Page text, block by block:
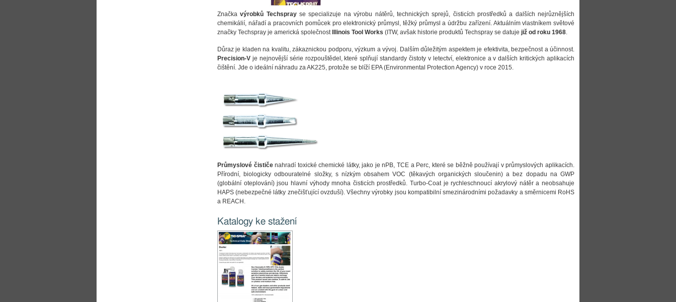
Značkavýrobků Techsprayse specializuje na výrobu nátěrů, technických sprejů, čisticích prostředků a dalších nejrůznějších
chemikálií, nářadí a pracovních pomůcek pro elektronický průmysl, těžký průmysl a údržbu zařízení. Aktuálním vlastníkem světové
značky Techspray je americká společnost
Illinois Tool Works (ITW, avšak historie produktů Techspray se datuje již od roku 1968.
Důraz je kladen na kvalitu, zákaznickou podporu, výzkum a vývoj. Dalším důležitým aspektem je efektivita, bezpečnost a účinnost.
Precision-V je nejnovější série rozpouštědel, které splňují standardy čistoty v letectví, elektronice a v dalších kritických aplikacích
čištění. Jde o ideální náhradu za AK225, protože se blíží EPA (Environmental Protection Agency) v roce 2015.
Průmyslové čističenahradí toxické chemické látky, jako je nPB, TCE a Perc, které se běžně používají v průmyslových aplikacích.
Přírodní, biologicky odbouratelné složky, s nízkým obsahem VOC (těkavých organických sloučenin) a bez dopadu na GWP
(globální oteplování) jsou hlavní výhody mnoha čisticích prostředků. Turbo-Coat je rychleschnoucí akrylový nátěr a neobsahuje
HAPS (nebezpečné látky znečišťující ovzduší). Všechny výrobky jsou kompatibilní smezinárodními požadavky a směrnicemi RoHS
a REACH.
Katalogy ke stažení